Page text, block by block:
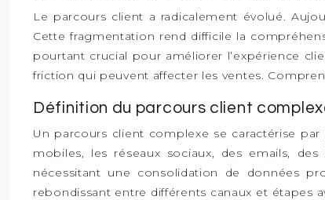
Le parcours client a radicalement évolué.
Cette fragmentation rend difficile la
pourtant crucial pour améliorer l’expérience
friction qui peuvent affecter les ventes.
Définition du parcours client
Un parcours client complexe se caractérise
mobiles, les réseaux sociaux, des emails,
nécessitant une consolidation de données
rebondissant entre différents canaux et étapes